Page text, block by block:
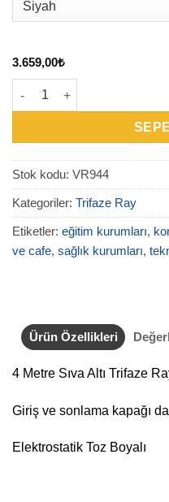
3.659,00₺
VR944 - 4 Metre Sıva Altı
Stok kodu: VR944
Kategoriler: Trifaze Ray
Etiketler: eğitim kurumları,
ve cafe, sağlık kurumları,
Ürün Özellikleri
4 Metre Sıva Altı Trifaze
Giriş ve sonlama kapağı
Elektrostatik Toz Boyalı